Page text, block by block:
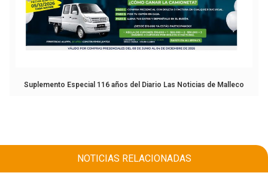
Suplemento Especial 116 años del Diario Las Noticias de Malleco
NOTICIAS RELACIONADAS